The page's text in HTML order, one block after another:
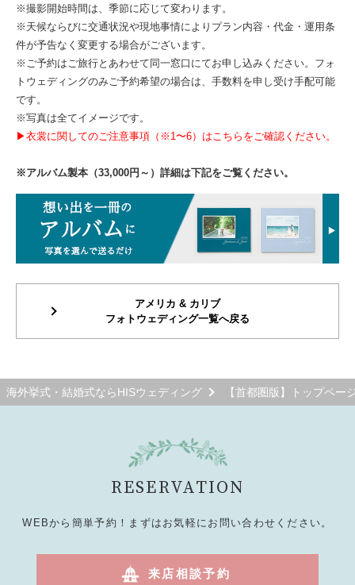
※撮影開始時間は、季節に応じて変わります。
※天候ならびに交通状況や現地事情によりプラン内容・代金・運用条
件が予告なく変更する場合がございます。
※ご予約はご旅行とあわせて同一窓口にてお申し込みください。フォ
トウェディングのみご予約希望の場合は、手数料を申し受け手配可能
です。
※写真は全てイメージです。
▶衣裳に関してのご注意事項（※1〜6）はこちらをご確認ください。
※アルバム製本（33,000円～）詳細は下記をご覧ください。
アメリカ & カリブ
フォトウェディング一覧へ戻る
海外挙式・結婚式ならHISウェディング 【首都圏版】トップペー
RESERVATION
WEBから簡単予約！まずはお気軽にお問い合わせください。
来店相談予約